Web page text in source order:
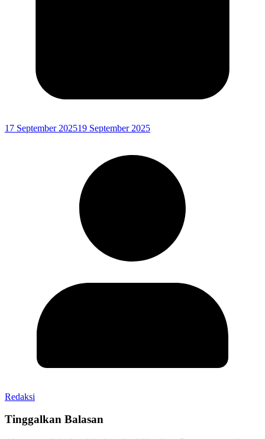
17 September 202519 September 2025
Redaksi
Tinggalkan Balasan